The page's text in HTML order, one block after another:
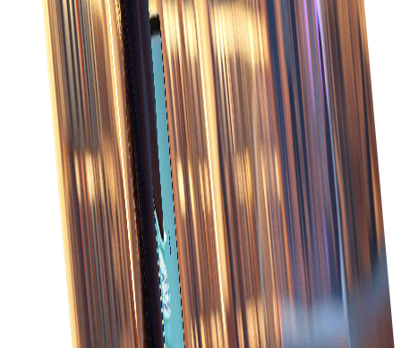
การมองเห็นที่ดีขึ้น
มองเห็นสถานะคำสั่ง สต็อก และการโต้ตอบลูกค้าอย่าง
ครอบคลุมเพื่อตัดสินใจได้ดีขึ้น
เติมคำสั่งเร็วขึ้น
เร่งการเติมคำสั่งด้วยการปรับกระบวนการให้เหมาะสมและ
ลดความล่าช้าผ่านระบบรวม